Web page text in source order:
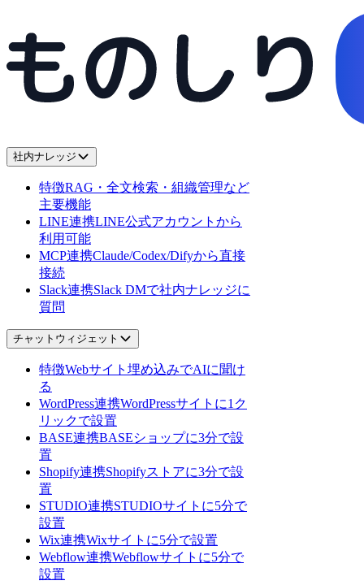
社内ナレッジ
特徴RAG・全文検索・組織管理など
主要機能
LINE連携LINE公式アカウントから
利用可能
MCP連携Claude/Codex/Difyから直接
接続
Slack連携Slack DMで社内ナレッジに
質問
チャットウィジェット
特徴Webサイト埋め込みでAIに聞け
る
WordPress連携WordPressサイトに1ク
リックで設置
BASE連携BASEショップに3分で設
置
Shopify連携Shopifyストアに3分で設
置
STUDIO連携STUDIOサイトに5分で
設置
Wix連携Wixサイトに5分で設置
Webflow連携Webflowサイトに5分で
設置